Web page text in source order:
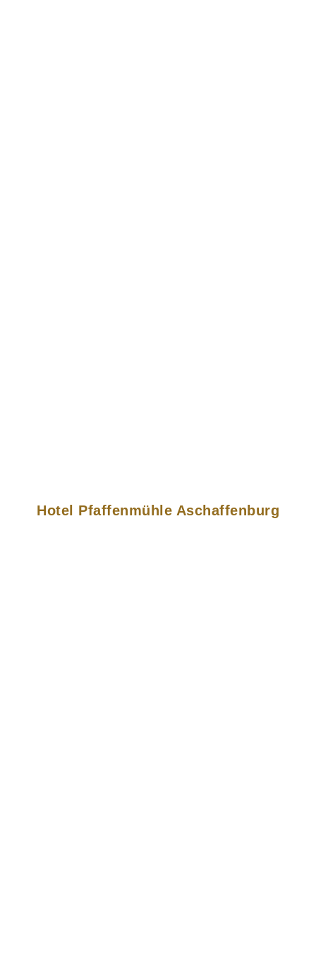
Hotel Pfaffenmühle Aschaffenburg